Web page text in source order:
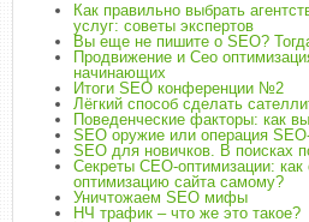
Как правильно выбрать
услуг: советы экспертов
Вы еще не пишите о SEO?
Продвижение и Сео
начинающих
Итоги SEO конференции №2
Лёгкий способ сделать
Поведенческие факторы: как
SEO оружие или операция
SEO для новичков. В поисках
Секреты СЕО-оптимизации:
оптимизацию сайта самому?
Уничтожаем SEO мифы
НЧ трафик – что же это такое?